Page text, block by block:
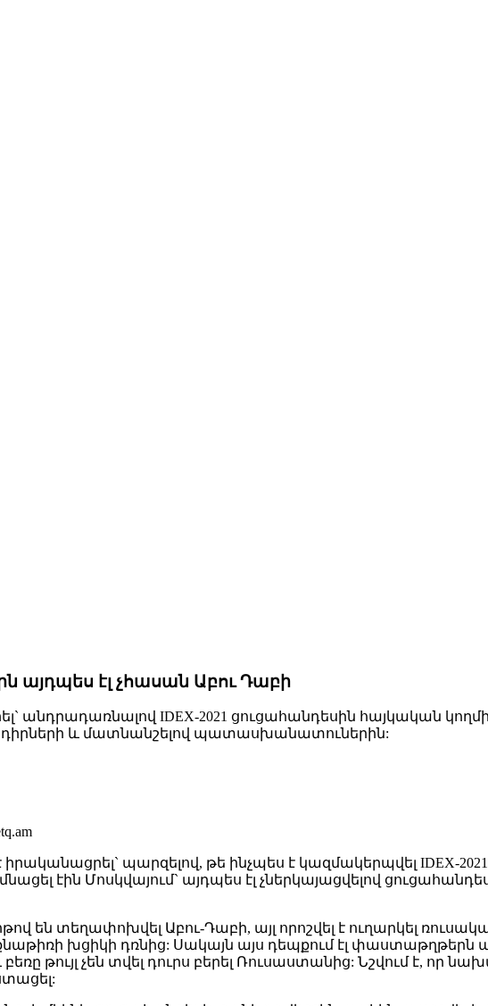
այդպես էլ չհասան Աբու Դաբի
անդրադառնալով IDEX-2021 ցուցահանդեսին հայկական
և մատնանշելով պատասխանատուներին:
պարզելով, թե ինչպես է կազմակերպվել IDEX-
էին Մոսկվայում` այդպես էլ չներկայացվելով
են տեղափոխվել Աբու-Դաբի, այլ որոշվել է ուղարկել
խցիկի դռնից: Սակայն այս դեպքում էլ փաստաթղթերն
չեն տվել դուրս բերել Ռուսաստանից: Նշվում է, որ